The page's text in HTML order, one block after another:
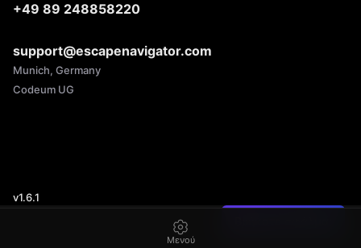
+49 89 248858220
support@escapenavigator.com
Munich, Germany
Codeum UG
v1.6.1
Μενού